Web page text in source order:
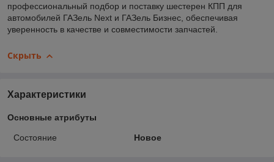
профессиональный подбор и поставку шестерен КПП для
автомобилей ГАЗель Next и ГАЗель Бизнес, обеспечивая
уверенность в качестве и совместимости запчастей.
Скрыть
Характеристики
Основные атрибуты
Состояние Новое